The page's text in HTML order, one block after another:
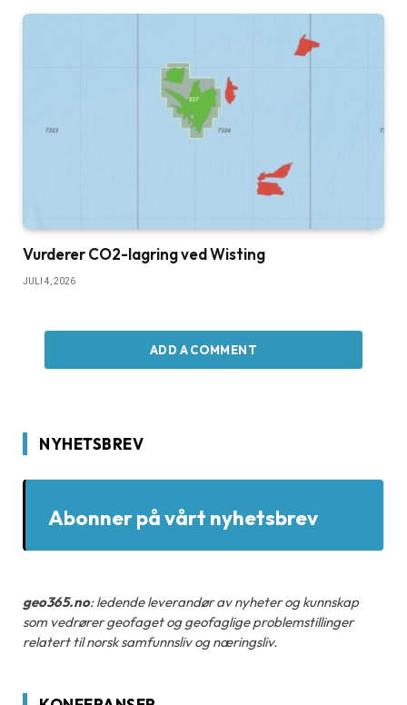
Vurderer CO2-lagring ved Wisting
JULI 4, 2026
ADD A COMMENT
NYHETSBREV
Abonner på vårt nyhetsbrev
geo365.no: ledende leverandør av nyheter og kunnskap
som vedrører geofaget og geofaglige problemstillinger
relatert til norsk samfunnsliv og næringsliv.